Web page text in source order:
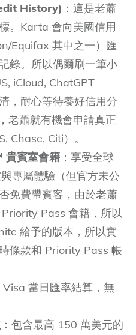
History) ：這是老蕭
。Karta 會向美國信用
Equifax 其中之一）匯
錄。所以偶爾刷一筆小
iCloud, ChatGPT
，耐心等待養好信用分
老蕭就有機會申請真正
Chase, Citi）。
賓室會籍 ：享受全球
專屬體驗（但官方未公
免費帶賓客，由於老蕭
Pass 會籍，所以
給予的版本，所以實
條款和 Priority Pass 帳
Visa 當日匯率結算，無
：包含最高 150 萬美元的